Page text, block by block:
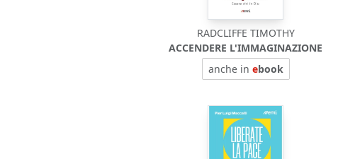
RADCLIFFE TIMOTHY
ACCENDERE L'IMMAGINAZIONE
anche in ebook